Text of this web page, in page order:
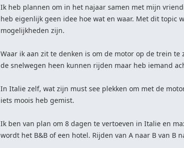
Ik heb plannen om in het najaar samen met mijn
heb eigenlijk geen idee hoe wat en waar. Met dit topic
mogelijkheden zijn.
Waar ik aan zit te denken is om de motor op de trein
de snelwegen heen kunnen rijden maar heb iemand
In Italie zelf, wat zijn must see plekken om met de
iets moois heb gemist.
Ik ben van plan om 8 dagen te vertoeven in Italie en
wordt het B&B of een hotel. Rijden van A naar B van B